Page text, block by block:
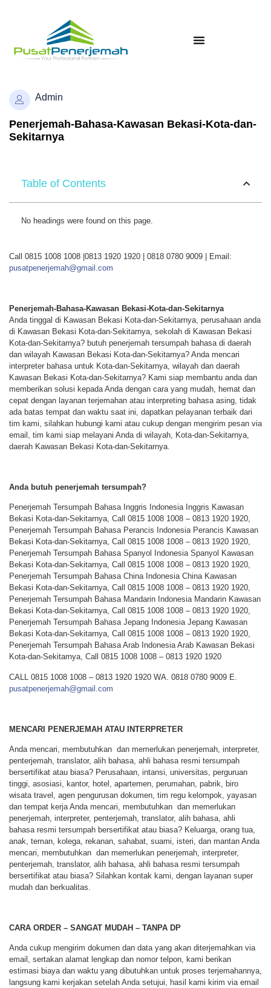
Admin
Penerjemah-Bahasa-Kawasan Bekasi-Kota-dan-
Sekitarnya
Table of Contents
No headings were found on this page.
Call 0815 1008 1008 |0813 1920 1920 | 0818 0780 9009 | Email:
pusatpenerjemah@gmail.com
Penerjemah-Bahasa-Kawasan Bekasi-Kota-dan-Sekitarnya
Anda tinggal di Kawasan Bekasi Kota-dan-Sekitarnya, perusahaan anda
di Kawasan Bekasi Kota-dan-Sekitarnya, sekolah di Kawasan Bekasi
Kota-dan-Sekitarnya? butuh penerjemah tersumpah bahasa di daerah
dan wilayah Kawasan Bekasi Kota-dan-Sekitarnya? Anda mencari
interpreter bahasa untuk Kota-dan-Sekitarnya, wilayah dan daerah
Kawasan Bekasi Kota-dan-Sekitarnya? Kami siap membantu anda dan
memberikan solusi kepada Anda dengan cara yang mudah, hemat dan
cepat dengan layanan terjemahan atau interpreting bahasa asing, tidak
ada batas tempat dan waktu saat ini, dapatkan pelayanan terbaik dari
tim kami, silahkan hubungi kami atau cukup dengan mengirim pesan via
email, tim kami siap melayani Anda di wilayah, Kota-dan-Sekitarnya,
daerah Kawasan Bekasi Kota-dan-Sekitarnya.
Anda butuh penerjemah tersumpah?
Penerjemah Tersumpah Bahasa Inggris Indonesia Inggris Kawasan
Bekasi Kota-dan-Sekitarnya, Call 0815 1008 1008 – 0813 1920 1920,
Penerjemah Tersumpah Bahasa Perancis Indonesia Perancis Kawasan
Bekasi Kota-dan-Sekitarnya, Call 0815 1008 1008 – 0813 1920 1920,
Penerjemah Tersumpah Bahasa Spanyol Indonesia Spanyol Kawasan
Bekasi Kota-dan-Sekitarnya, Call 0815 1008 1008 – 0813 1920 1920,
Penerjemah Tersumpah Bahasa China Indonesia China Kawasan
Bekasi Kota-dan-Sekitarnya, Call 0815 1008 1008 – 0813 1920 1920,
Penerjemah Tersumpah Bahasa Mandarin Indonesia Mandarin Kawasan
Bekasi Kota-dan-Sekitarnya, Call 0815 1008 1008 – 0813 1920 1920,
Penerjemah Tersumpah Bahasa Jepang Indonesia Jepang Kawasan
Bekasi Kota-dan-Sekitarnya, Call 0815 1008 1008 – 0813 1920 1920,
Penerjemah Tersumpah Bahasa Arab Indonesia Arab Kawasan Bekasi
Kota-dan-Sekitarnya, Call 0815 1008 1008 – 0813 1920 1920
CALL 0815 1008 1008 – 0813 1920 1920 WA. 0818 0780 9009 E.
pusatpenerjemah@gmail.com
MENCARI PENERJEMAH ATAU INTERPRETER
Anda mencari, membutuhkan dan memerlukan penerjemah, interpreter,
penterjemah, translator, alih bahasa, ahli bahasa resmi tersumpah
bersertifikat atau biasa? Perusahaan, intansi, universitas, perguruan
tinggi, asosiasi, kantor, hotel, apartemen, perumahan, pabrik, biro
wisata travel, agen pengurusan dokumen, tim regu kelompok, yayasan
dan tempat kerja Anda mencari, membutuhkan dan memerlukan
penerjemah, interpreter, penterjemah, translator, alih bahasa, ahli
bahasa resmi tersumpah bersertifikat atau biasa? Keluarga, orang tua,
anak, teman, kolega, rekanan, sahabat, suami, isteri, dan mantan Anda
mencari, membutuhkan dan memerlukan penerjemah, interpreter,
penterjemah, translator, alih bahasa, ahli bahasa resmi tersumpah
bersertifikat atau biasa? Silahkan kontak kami, dengan layanan super
mudah dan berkualitas.
CARA ORDER – SANGAT MUDAH – TANPA DP
Anda cukup mengirim dokumen dan data yang akan diterjemahkan via
email, sertakan alamat lengkap dan nomor telpon, kami berikan
estimasi biaya dan waktu yang dibutuhkan untuk proses terjemahannya,
langsung kami kerjakan setelah Anda setujui, hasil kami kirim via email